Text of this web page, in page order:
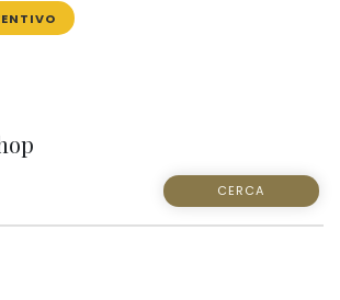
CERCA